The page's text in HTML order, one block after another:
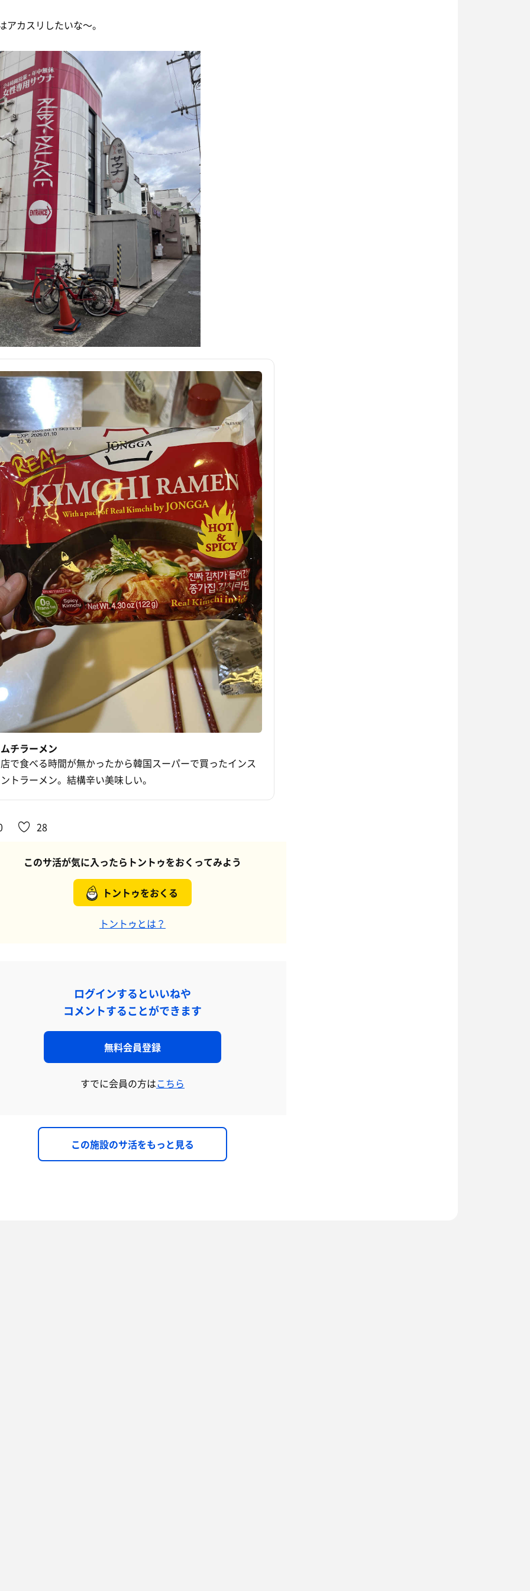
アカスリしたいな〜。
チラーメン
で食べる時間が無かったから韓国スーパーで買ったインス
トラーメン。結構辛い美味しい。
28
このサ活が気に入ったらトントゥをおくってみよう
トントゥをおくる
トントゥとは？
ログインするといいねや
コメントすることができます
無料会員登録
すでに会員の方はこちら
この施設のサ活をもっと見る